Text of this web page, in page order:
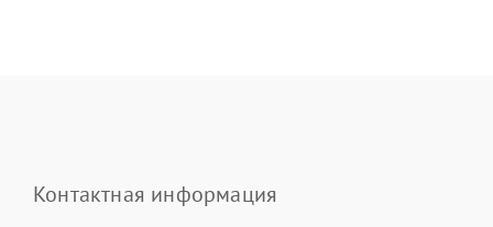
Контактная информация